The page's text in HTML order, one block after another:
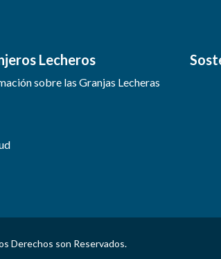
Lecheros
sobre las Granjas Lecheras
Derechos son Reservados.